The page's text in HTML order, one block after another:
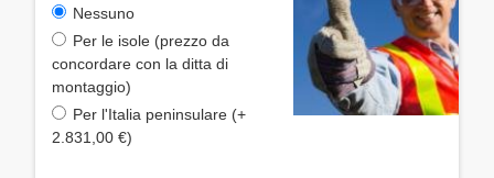
Nessuno
Per le isole (prezzo da
concordare con la ditta di
montaggio)
Per l'Italia peninsulare (+
2.831,00 €)